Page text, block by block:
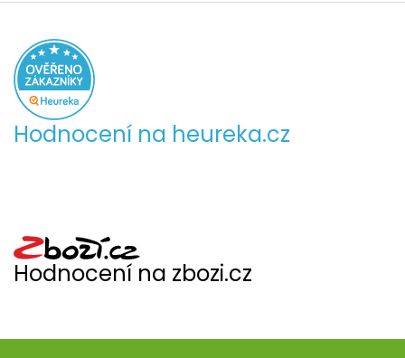
Hodnocení na heureka.cz
Hodnocení na zbozi.cz